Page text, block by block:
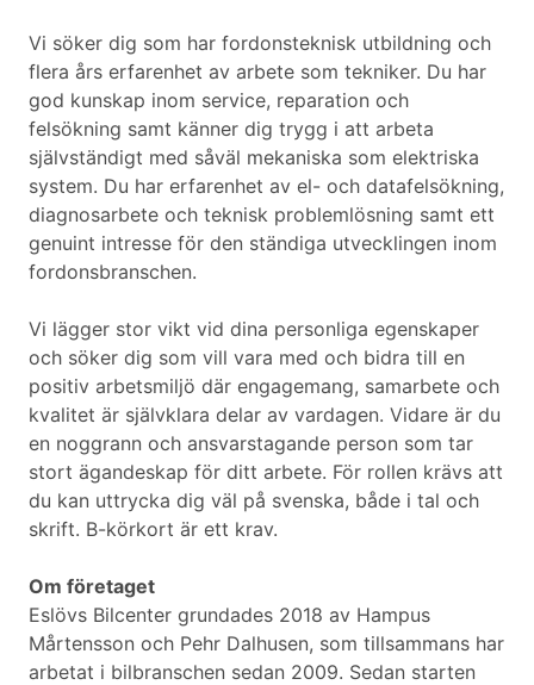
Vi söker dig som har fordonsteknisk utbildning och
flera års erfarenhet av arbete som tekniker. Du har
god kunskap inom service, reparation och
felsökning samt känner dig trygg i att arbeta
självständigt med såväl mekaniska som elektriska
system. Du har erfarenhet av el- och datafelsökning,
diagnosarbete och teknisk problemlösning samt ett
genuint intresse för den ständiga utvecklingen inom
fordonsbranschen.
Vi lägger stor vikt vid dina personliga egenskaper
och söker dig som vill vara med och bidra till en
positiv arbetsmiljö där engagemang, samarbete och
kvalitet är självklara delar av vardagen. Vidare är du
en noggrann och ansvarstagande person som tar
stort ägandeskap för ditt arbete. För rollen krävs att
du kan uttrycka dig väl på svenska, både i tal och
skrift. B-körkort är ett krav.
Om företaget
Eslövs Bilcenter grundades 2018 av Hampus
Mårtensson och Pehr Dalhusen, som tillsammans har
arbetat i bilbranschen sedan 2009. Sedan starten